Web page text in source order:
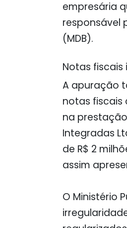
empresária
responsável
(MDB).
Notas fiscais
A apuração
notas fiscais
na
Integradas
de R$ 2
assim
O Ministério